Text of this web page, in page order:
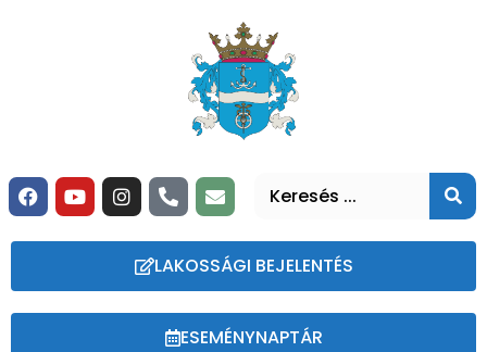
LAKOSSÁGI BEJELENTÉS
ESEMÉNYNAPTÁR